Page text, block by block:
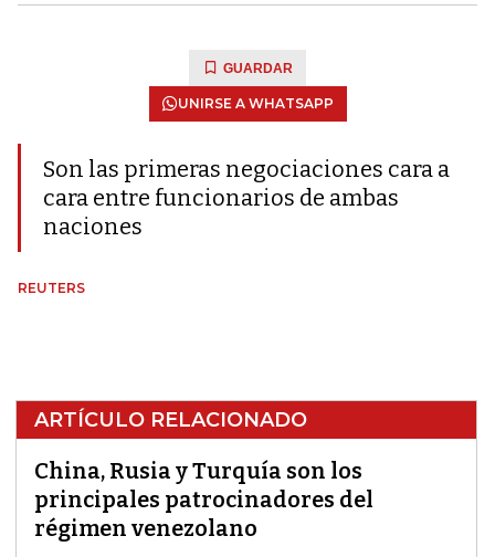
GUARDAR
UNIRSE A WHATSAPP
Son las primeras negociaciones cara a
cara entre funcionarios de ambas
naciones
REUTERS
ARTÍCULO RELACIONADO
China, Rusia y Turquía son los
principales patrocinadores del
régimen venezolano